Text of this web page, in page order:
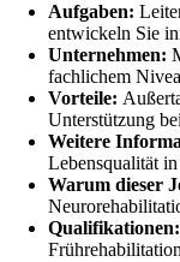
Aufgaben:
entwickeln Sie
Unternehmen:
fachlichem
Vorteile:
Unterstützung
Weitere
Lebensqualität
Warum dieser
Qualifikationen: